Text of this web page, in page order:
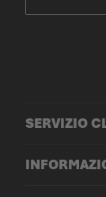
SERVIZIO